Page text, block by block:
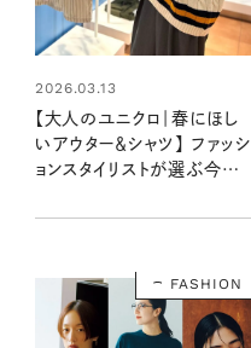
2026.03.13
【大人のユニクロ｜春にほし
いアウター＆シャツ】 ファッシ
ョンスタイリストが選ぶ今季
ック！
FASHION